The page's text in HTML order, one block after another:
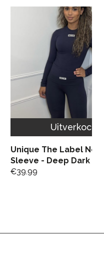
Uitverkocht
Unique The Label
Sleeve - Deep Dark
€39.99